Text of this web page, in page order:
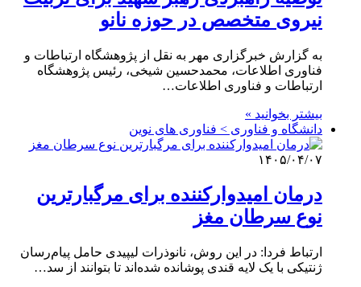
نیروی متخصص در حوزه نانو
به گزارش خبرگزاری مهر به نقل از پژوهشگاه ارتباطات و
فناوری اطلاعات، محمدحسین شیخی، رئیس پژوهشگاه
ارتباطات و فناوری اطلاعات…
بیشتر بخوانید »
دانشگاه و فناوری > فناوری های نوین
۱۴۰۵/۰۴/۰۷
درمان امیدوارکننده برای مرگبارترین
نوع سرطان مغز
ارتباط فردا: در این روش، نانوذرات لیپیدی حامل پیام‌رسان
ژنتیکی با یک لایه قندی پوشانده شده‌اند تا بتوانند از سد…